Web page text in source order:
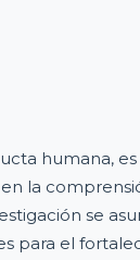
humana, es
la
se
para el